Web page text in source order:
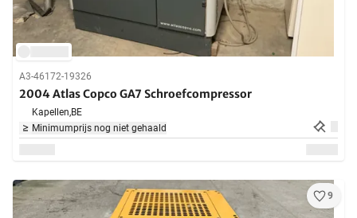
A3-46172-19326
2004 Atlas Copco GA7 Schroefcompressor
Kapellen,BE
Minimumprijs nog niet gehaald
9